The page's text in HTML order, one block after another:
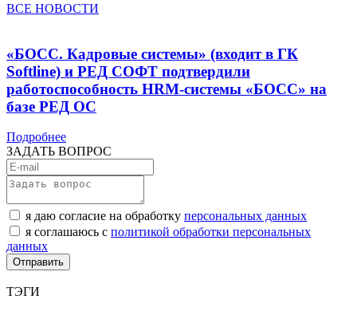
ВСЕ НОВОСТИ
«БОСС. Кадровые системы» (входит в ГК
Softline) и РЕД СОФТ подтвердили
работоспособность HRM-системы «БОСС» на
базе РЕД ОС
Подробнее
ЗАДАТЬ ВОПРОС
я даю согласие на обработку персональных данных
я соглашаюсь с политикой обработки персональных
данных
ТЭГИ